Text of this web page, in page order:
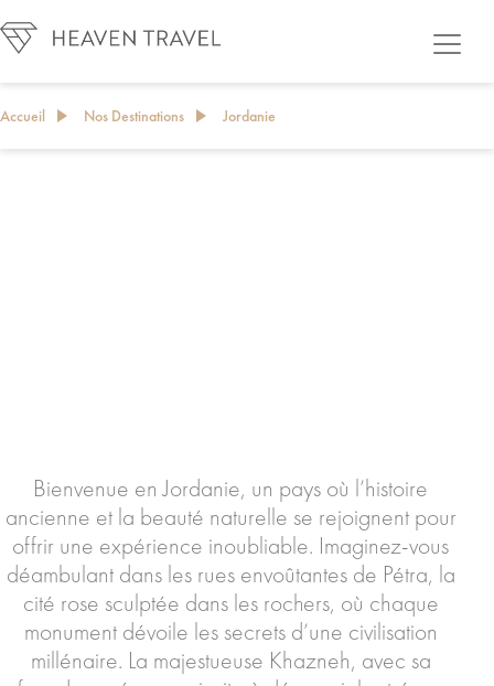
Accueil Nos Destinations Jordanie
Bienvenue en Jordanie, un pays où l’histoire
ancienne et la beauté naturelle se rejoignent pour
offrir une expérience inoubliable. Imaginez-vous
déambulant dans les rues envoûtantes de Pétra, la
cité rose sculptée dans les rochers, où chaque
monument dévoile les secrets d’une civilisation
millénaire. La majestueuse Khazneh, avec sa